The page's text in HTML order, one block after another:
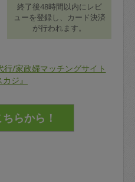
終了後48時間以内にレビ
ューを登録し、カード決済
が行われます。
行/家政婦マッチングサイト
カジ』